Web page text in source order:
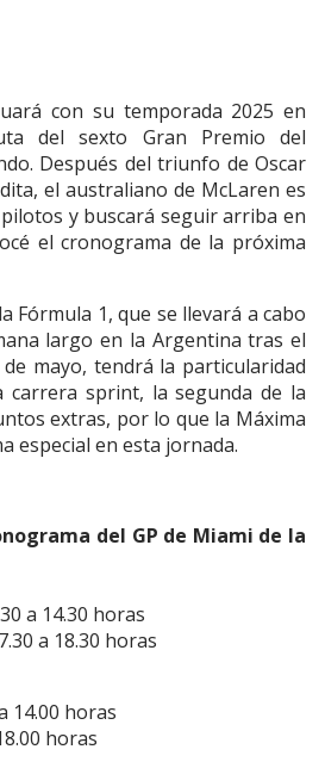
con su temporada 2025 en
del sexto Gran Premio del
Después del triunfo de Oscar
el australiano de McLaren es
y buscará seguir arriba en
el cronograma de la próxima
Fórmula 1, que se llevará a cabo
largo en la Argentina tras el
mayo, tendrá la particularidad
carrera sprint, la segunda de la
extras, por lo que la Máxima
especial en esta jornada.
del GP de Miami de la
a 14.30 horas
a 18.30 horas
14.00 horas
horas